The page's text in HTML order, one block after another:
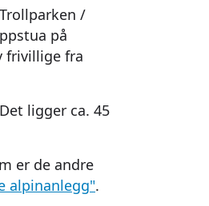
/
på
frivillige fra
ligger ca. 45
er de andre
alpinanlegg".